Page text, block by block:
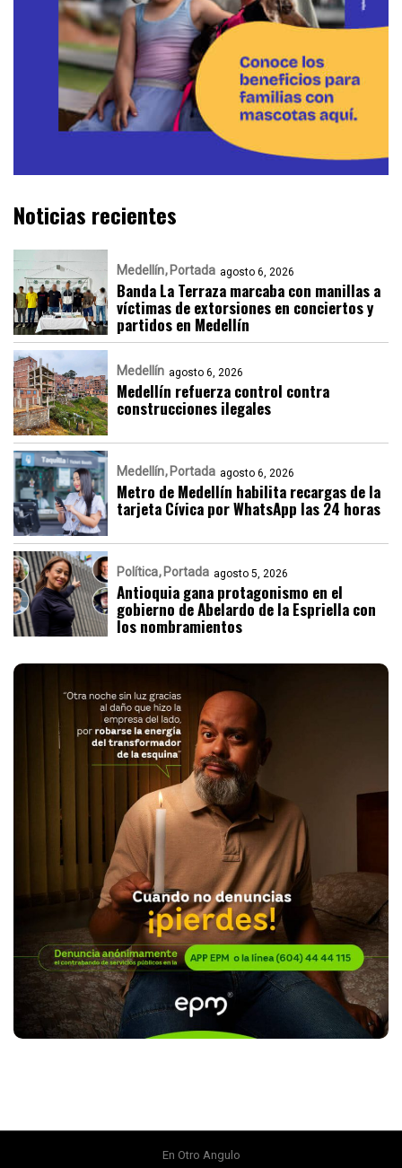
Noticias recientes
Medellín Portada agosto 6, 2026
Banda La Terraza marcaba con manillas a
víctimas de extorsiones en conciertos y
partidos en Medellín
Medellín agosto 6, 2026
Medellín refuerza control contra
construcciones ilegales
Medellín Portada agosto 6, 2026
Metro de Medellín habilita recargas de la
tarjeta Cívica por WhatsApp las 24 horas
Política Portada agosto 5, 2026
Antioquia gana protagonismo en el
gobierno de Abelardo de la Espriella con
los nombramientos
En Otro Angulo